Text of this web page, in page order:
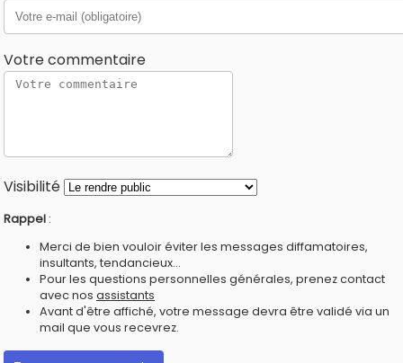
Votre commentaire
Visibilité
Rappel :
Merci de bien vouloir éviter les messages diffamatoires,
insultants, tendancieux...
Pour les questions personnelles générales, prenez contact
avec nos assistants
Avant d'être affiché, votre message devra être validé via un
mail que vous recevrez.